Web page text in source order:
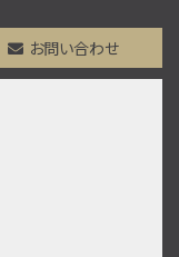
万円
お問い合わせ